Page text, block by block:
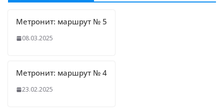
Метронит: маршрут № 5
08.03.2025
Метронит: маршрут № 4
23.02.2025